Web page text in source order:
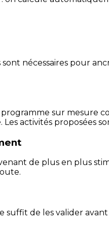
nécessaires pour
sur mesure
activités proposées
de plus en plus
suffit de les valider